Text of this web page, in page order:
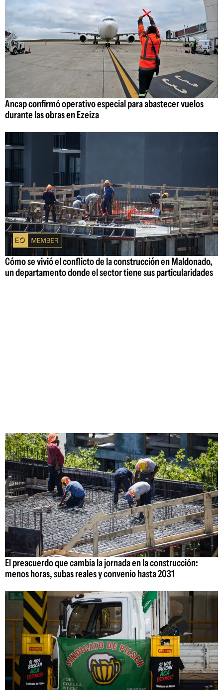
Ancap confirmó operativo especial para abastecer vuelos
durante las obras en Ezeiza
Cómo se vivió el conflicto de la construcción en Maldonado,
un departamento donde el sector tiene sus particularidades
El preacuerdo que cambia la jornada en la construcción:
menos horas, subas reales y convenio hasta 2031